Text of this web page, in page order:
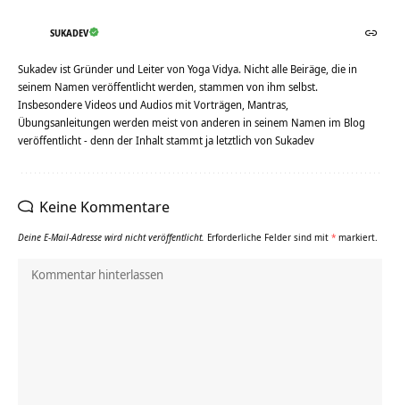
SUKADEV
Sukadev ist Gründer und Leiter von Yoga Vidya. Nicht alle Beiräge, die in
seinem Namen veröffentlicht werden, stammen von ihm selbst.
Insbesondere Videos und Audios mit Vorträgen, Mantras,
Übungsanleitungen werden meist von anderen in seinem Namen im Blog
veröffentlicht - denn der Inhalt stammt ja letztlich von Sukadev
Keine Kommentare
Deine E-Mail-Adresse wird nicht veröffentlicht. Erforderliche Felder sind mit * markiert.